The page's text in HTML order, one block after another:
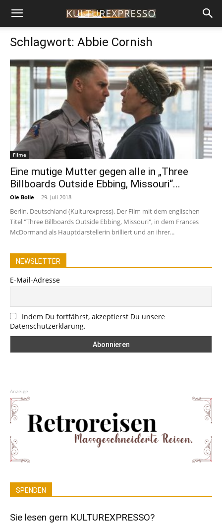
Schlagwort: Abbie Cornish
Filme
Eine mutige Mutter gegen alle in „Three
Billboards Outside Ebbing, Missouri“...
Ole Bolle - 29. Juli 2018
Berlin, Deutschland (Kulturexpress). Der Film mit dem englischen
Titel "Three Billboards Outside Ebbing, Missouri", in dem Frances
McDormand als Hauptdarstellerin brilliert und an ihrer...
NEWSLETTER
E-Mail-Adresse
Indem Du fortfährst, akzeptierst Du unsere
Datenschutzerklärung.
Anzeige
SPENDEN
Sie lesen gern KULTUREXPRESSO?